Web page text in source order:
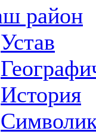
район
Устав
История